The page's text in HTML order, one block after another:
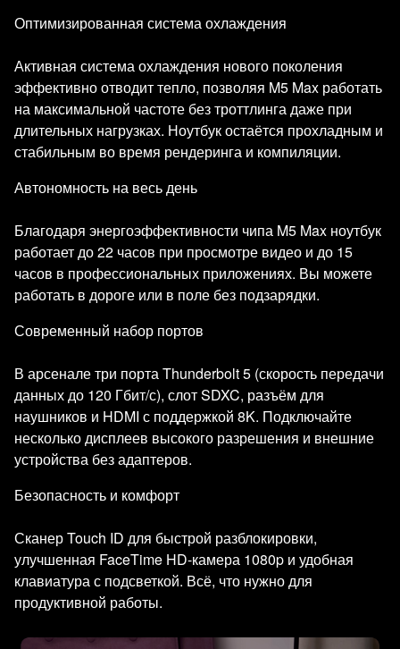
Оптимизированная система охлаждения
Активная система охлаждения нового поколения
эффективно отводит тепло, позволяя M5 Max работать
на максимальной частоте без троттлинга даже при
длительных нагрузках. Ноутбук остаётся прохладным и
стабильным во время рендеринга и компиляции.
Автономность на весь день
Благодаря энергоэффективности чипа M5 Max ноутбук
работает до 22 часов при просмотре видео и до 15
часов в профессиональных приложениях. Вы можете
работать в дороге или в поле без подзарядки.
Современный набор портов
В арсенале три порта Thunderbolt 5 (скорость передачи
данных до 120 Гбит/с), слот SDXC, разъём для
наушников и HDMI с поддержкой 8K. Подключайте
несколько дисплеев высокого разрешения и внешние
устройства без адаптеров.
Безопасность и комфорт
Сканер Touch ID для быстрой разблокировки,
улучшенная FaceTime HD-камера 1080p и удобная
клавиатура с подсветкой. Всё, что нужно для
продуктивной работы.